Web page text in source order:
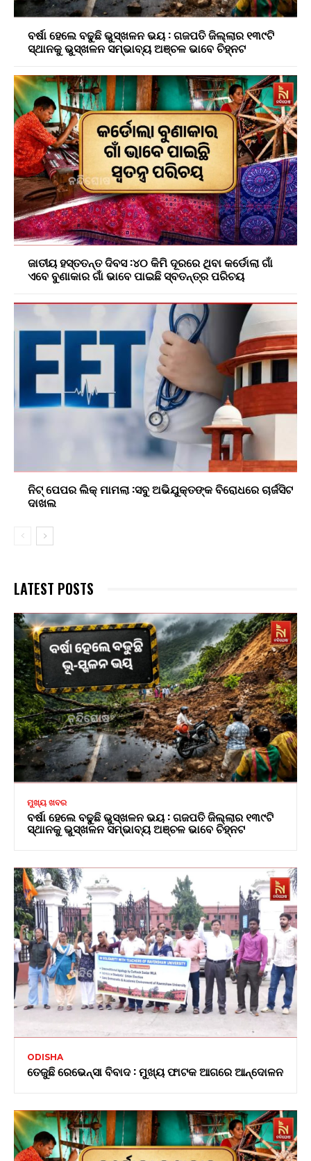
ବର୍ଷା ହେଲେ ବଢୁଛି ଭୁସ୍ଖଳନ ଭୟ : ଗଜପତି ଜିଲ୍ଲାର ୧୩୯ଟି
ସ୍ଥାନକୁ ଭୁସ୍ଖଳନ ସମ୍ଭାବ୍ୟ ଅଞ୍ଚଳ ଭାବେ ଚିହ୍ନଟ
ଜାତୀୟ ହସ୍ତତନ୍ତ ଦିବସ :୪୦ କିମି ଦୂରରେ ଥିବା କର୍ଡୋଲା ଗାଁ
ଏବେ ବୁଣାକାର ଗାଁ ଭାବେ ପାଇଛି ସ୍ବତନ୍ତ୍ର ପରିଚୟ
ନିଟ୍ ପେପର ଲିକ୍ ମାମଲା :ସବୁ ଅଭିଯୁକ୍ତଙ୍କ ବିରୋଧରେ ଚାର୍ଜସିଟ
ଦାଖଲ
LATEST POSTS
ମୁଖ୍ୟ ଖବର
ବର୍ଷା ହେଲେ ବଢୁଛି ଭୁସ୍ଖଳନ ଭୟ : ଗଜପତି ଜିଲ୍ଲାର ୧୩୯ଟି
ସ୍ଥାନକୁ ଭୁସ୍ଖଳନ ସମ୍ଭାବ୍ୟ ଅଞ୍ଚଳ ଭାବେ ଚିହ୍ନଟ
ODISHA
ତେଜୁଛି ରେଭେନ୍ସା ବିବାଦ : ମୁଖ୍ୟ ଫାଟକ ଆଗରେ ଆନ୍ଦୋଳନ